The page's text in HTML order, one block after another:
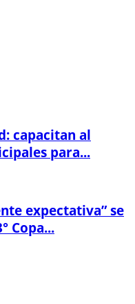
capacitan al
para...
expectativa” se
Copa...